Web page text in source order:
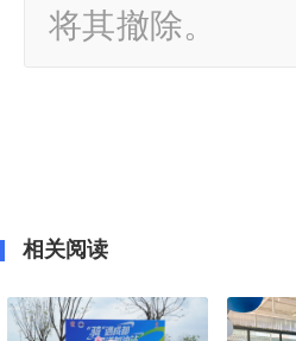
将其撤除。
相关阅读